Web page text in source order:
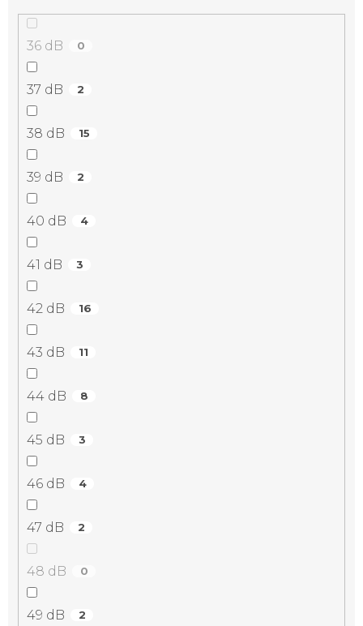
36 dB 0
37 dB 2
38 dB 15
39 dB 2
40 dB 4
41 dB 3
42 dB 16
43 dB 11
44 dB 8
45 dB 3
46 dB 4
47 dB 2
48 dB 0
49 dB 2